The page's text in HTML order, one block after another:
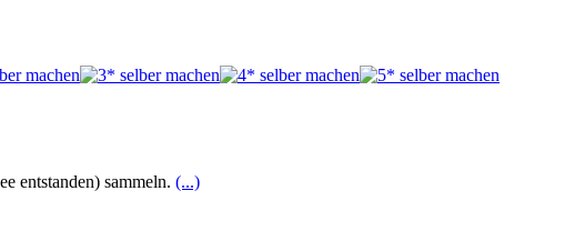
entstanden) sammeln. (...)